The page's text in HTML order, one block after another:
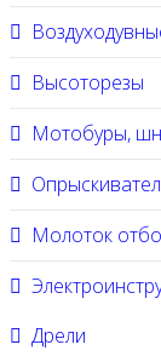
Высоторезы
Мотобуры,
Молоток
Дрели